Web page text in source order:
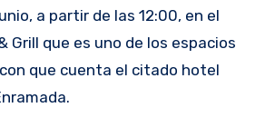
a partir de las 12:00, en el
Grill que es uno de los espacios
que cuenta el citado hotel